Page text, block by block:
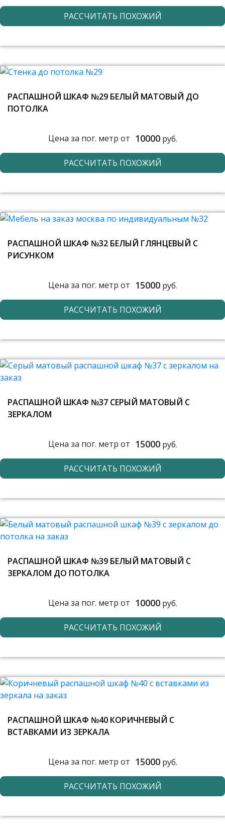
РАССЧИТАТЬ ПОХОЖИЙ
РАСПАШНОЙ ШКАФ №29 БЕЛЫЙ МАТОВЫЙ ДО
ПОТОЛКА
Цена за пог. метр от 10000руб.
РАССЧИТАТЬ ПОХОЖИЙ
РАСПАШНОЙ ШКАФ №32 БЕЛЫЙ ГЛЯНЦЕВЫЙ С
РИСУНКОМ
Цена за пог. метр от 15000руб.
РАССЧИТАТЬ ПОХОЖИЙ
РАСПАШНОЙ ШКАФ №37 СЕРЫЙ МАТОВЫЙ С
ЗЕРКАЛОМ
Цена за пог. метр от 15000руб.
РАССЧИТАТЬ ПОХОЖИЙ
РАСПАШНОЙ ШКАФ №39 БЕЛЫЙ МАТОВЫЙ С
ЗЕРКАЛОМ ДО ПОТОЛКА
Цена за пог. метр от 10000руб.
РАССЧИТАТЬ ПОХОЖИЙ
РАСПАШНОЙ ШКАФ №40 КОРИЧНЕВЫЙ С
ВСТАВКАМИ ИЗ ЗЕРКАЛА
Цена за пог. метр от 15000руб.
РАССЧИТАТЬ ПОХОЖИЙ